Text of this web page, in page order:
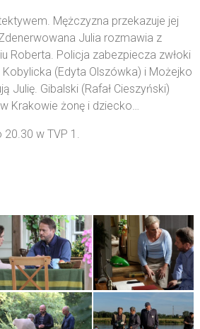
Mężczyzna przekazuje jej
Julia rozmawia z
Roberta. Policja zabezpiecza zwłoki
(Edyta Olszówka) i Możejko
Julię. Gibalski (Rafał Cieszyński)
Krakowie żonę i dziecko…
20.30 w TVP 1.